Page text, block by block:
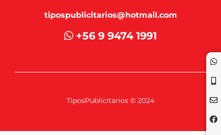
tipospublicitarios@hotmail.com
+56 9 9474 1991
TiposPublicitarios © 2024